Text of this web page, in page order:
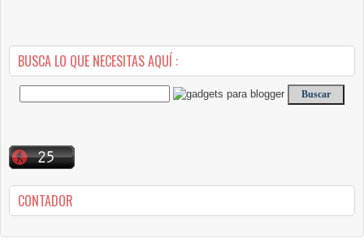
BUSCA LO QUE NECESITAS AQUÍ :
CONTADOR